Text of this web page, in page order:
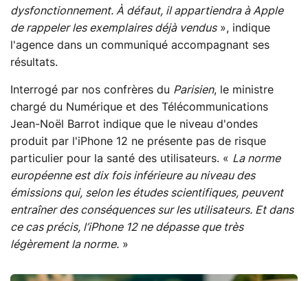
dysfonctionnement. À défaut, il appartiendra à Apple
de rappeler les exemplaires déjà vendus», indique
l'agence dans un communiqué accompagnant ses
résultats.
Interrogé par nos confrères du Parisien, le ministre
chargé du Numérique et des Télécommunications
Jean-Noël Barrot indique que le niveau d'ondes
produit par l'iPhone 12 ne présente pas de risque
particulier pour la santé des utilisateurs. « La norme
européenne est dix fois inférieure au niveau des
émissions qui, selon les études scientifiques, peuvent
entraîner des conséquences sur les utilisateurs. Et dans
ce cas précis, l’iPhone 12 ne dépasse que très
légèrement la norme. »